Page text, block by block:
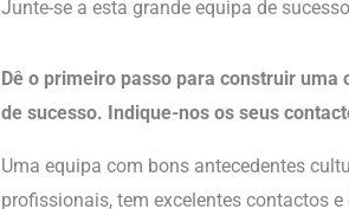
Junte-se a esta grande equipa de
Dê o primeiro passo para construir
de sucesso. Indique-nos os seus
Uma equipa com bons antecedentes
profissionais, tem excelentes contactos e